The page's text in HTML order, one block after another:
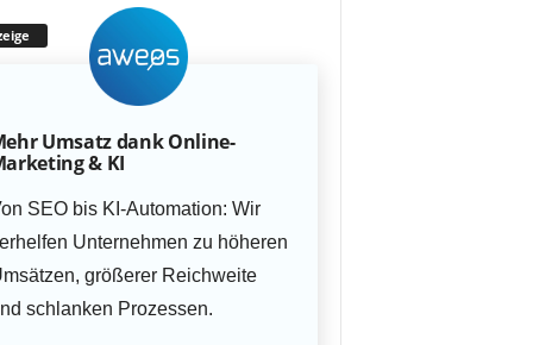
Umsatz dank Online-
& KI
SEO bis KI-Automation: Wir
Unternehmen zu höheren
größerer Reichweite
schlanken Prozessen.